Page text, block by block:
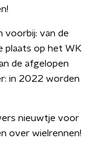
voorbij: van de
plaats op het WK
de afgelopen
in 2022 worden
nieuwtje voor
over wielrennen!